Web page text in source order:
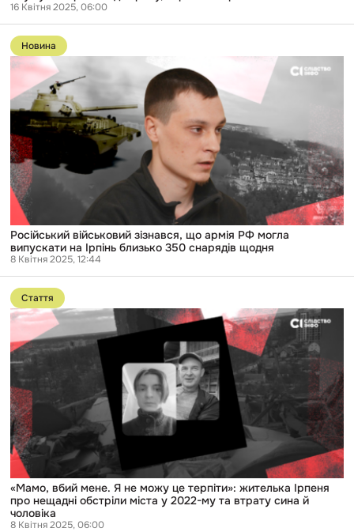
16 Квітня 2025, 06:00
Перейти
до
публікації
Російський
військовий
зізнався,
що
армія
РФ
могла
випускати
на
Ірпінь
близько
350
снарядів
щодня
Новина
Російський військовий зізнався, що армія РФ могла
випускати на Ірпінь близько 350 снарядів щодня
8 Квітня 2025, 12:44
Перейти
до
публікації
«Мамо,
мене.
можу
це
терпіти»:
жителька
Ірпеня
про
нещадні
обстріли
міста
2022-
му
Стаття
«Мамо, вбий мене. Я не можу це терпіти»: жителька Ірпеня
про нещадні обстріли міста у 2022-му та втрату сина й
чоловіка
8 Квітня 2025, 06:00